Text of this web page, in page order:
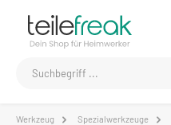
Werkzeug Spezialwerkzeuge